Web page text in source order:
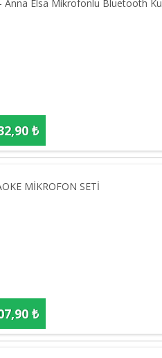
Elsa Mikrofonlu Bluetooth
₺
MİKROFON SETİ
₺